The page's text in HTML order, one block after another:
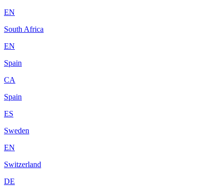
EN
South Africa
EN
Spain
CA
Spain
ES
Sweden
EN
Switzerland
DE